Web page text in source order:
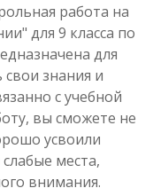
работа на
для 9 класса по
для
знания и
с учебной
вы сможете не
усвоили
места,
внимания.